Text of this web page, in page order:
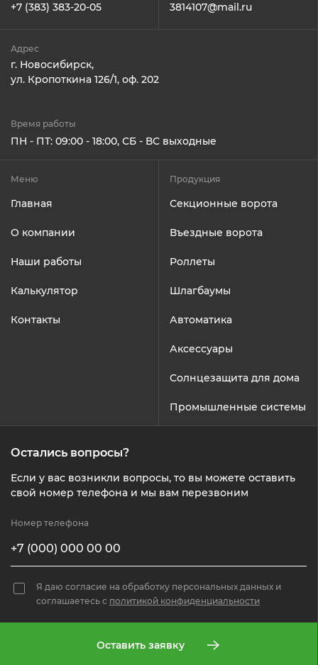
+7 (383) 383-20-05 3814107@mail.ru
Адрес
г. Новосибирск,
ул. Кропоткина 126/1, оф. 202
Время работы
ПН - ПТ: 09:00 - 18:00, СБ - ВС выходные
Меню
Главная
О компании
Наши работы
Калькулятор
Контакты
Продукция
Секционные ворота
Въездные ворота
Роллеты
Шлагбаумы
Автоматика
Аксессуары
Солнцезащита для дома
Промышленные системы
Остались вопросы?
Если у вас возникли вопросы, то вы можете оставить
свой номер телефона и мы вам перезвоним
Номер телефона
Я даю согласие на обработку персональных данных и
соглашаетесь c политикой конфиденциальности
Оставить заявку